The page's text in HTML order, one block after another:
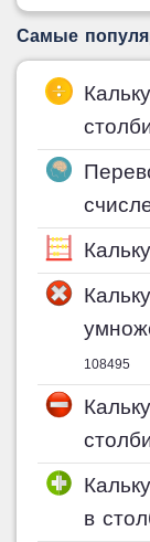
Самые
108495
в